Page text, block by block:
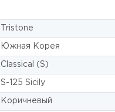
Tristone
Южная Корея
Classical (S)
S-125 Sicily
Коричневый